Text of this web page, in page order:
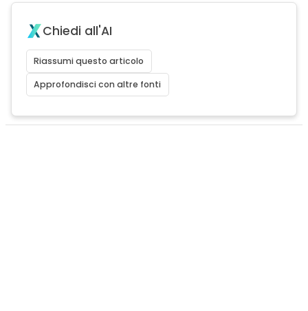
Chiedi all'AI
Riassumi questo articolo
Approfondisci con altre fonti